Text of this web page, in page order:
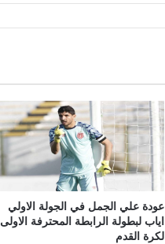
عودة علي الجمل في الجولة الاولي
اياب لبطولة الرابطة المحترفة الاولى
لكرة القدم